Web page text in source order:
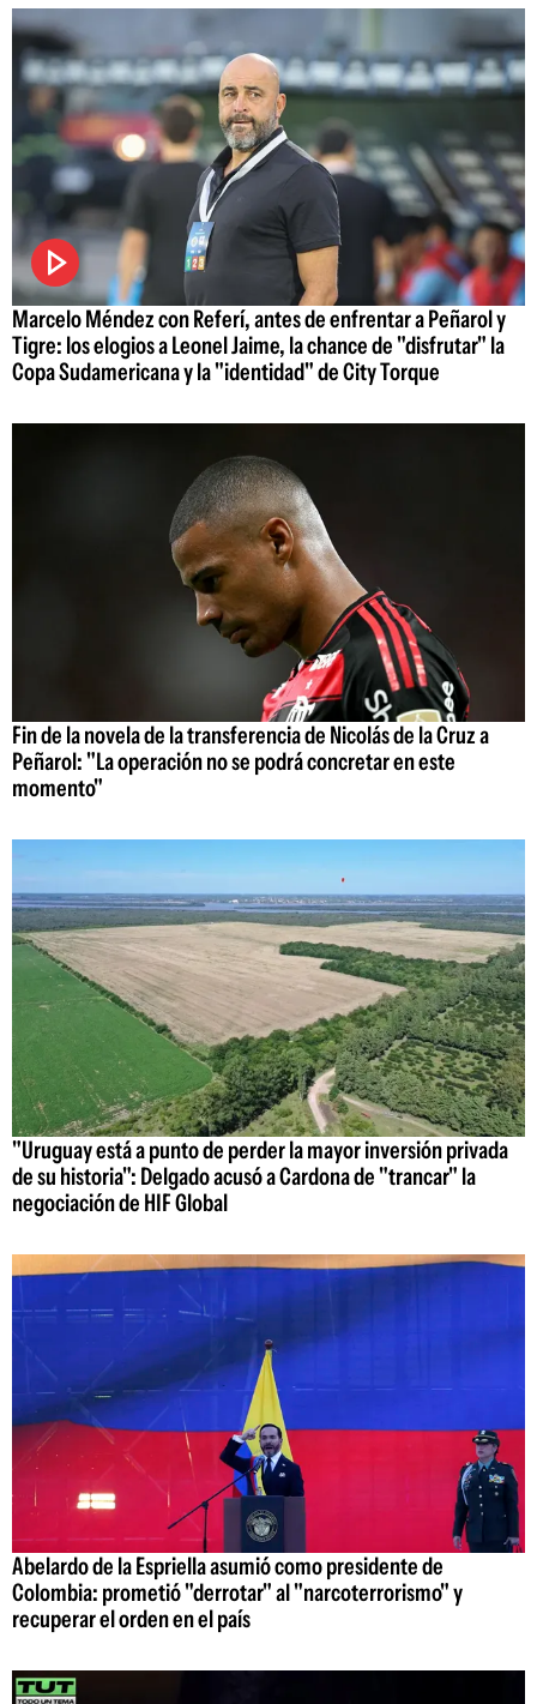
Marcelo Méndez con Referí, antes de enfrentar a Peñarol y
Tigre: los elogios a Leonel Jaime, la chance de "disfrutar" la
Copa Sudamericana y la "identidad" de City Torque
Fin de la novela de la transferencia de Nicolás de la Cruz a
Peñarol: "La operación no se podrá concretar en este
momento"
"Uruguay está a punto de perder la mayor inversión privada
de su historia": Delgado acusó a Cardona de "trancar" la
negociación de HIF Global
Abelardo de la Espriella asumió como presidente de
Colombia: prometió "derrotar" al "narcoterrorismo" y
recuperar el orden en el país